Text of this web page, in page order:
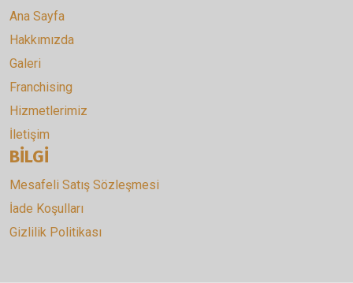
Ana Sayfa
Hakkımızda
Galeri
Franchising
Hizmetlerimiz
İletişim
BİLGİ
Mesafeli Satış Sözleşmesi
İade Koşulları
Gizlilik Politikası